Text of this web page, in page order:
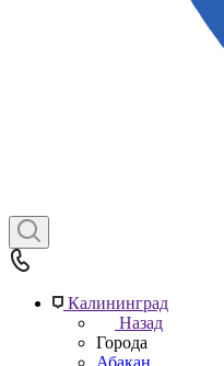
Калининград
Назад
Города
Абакан